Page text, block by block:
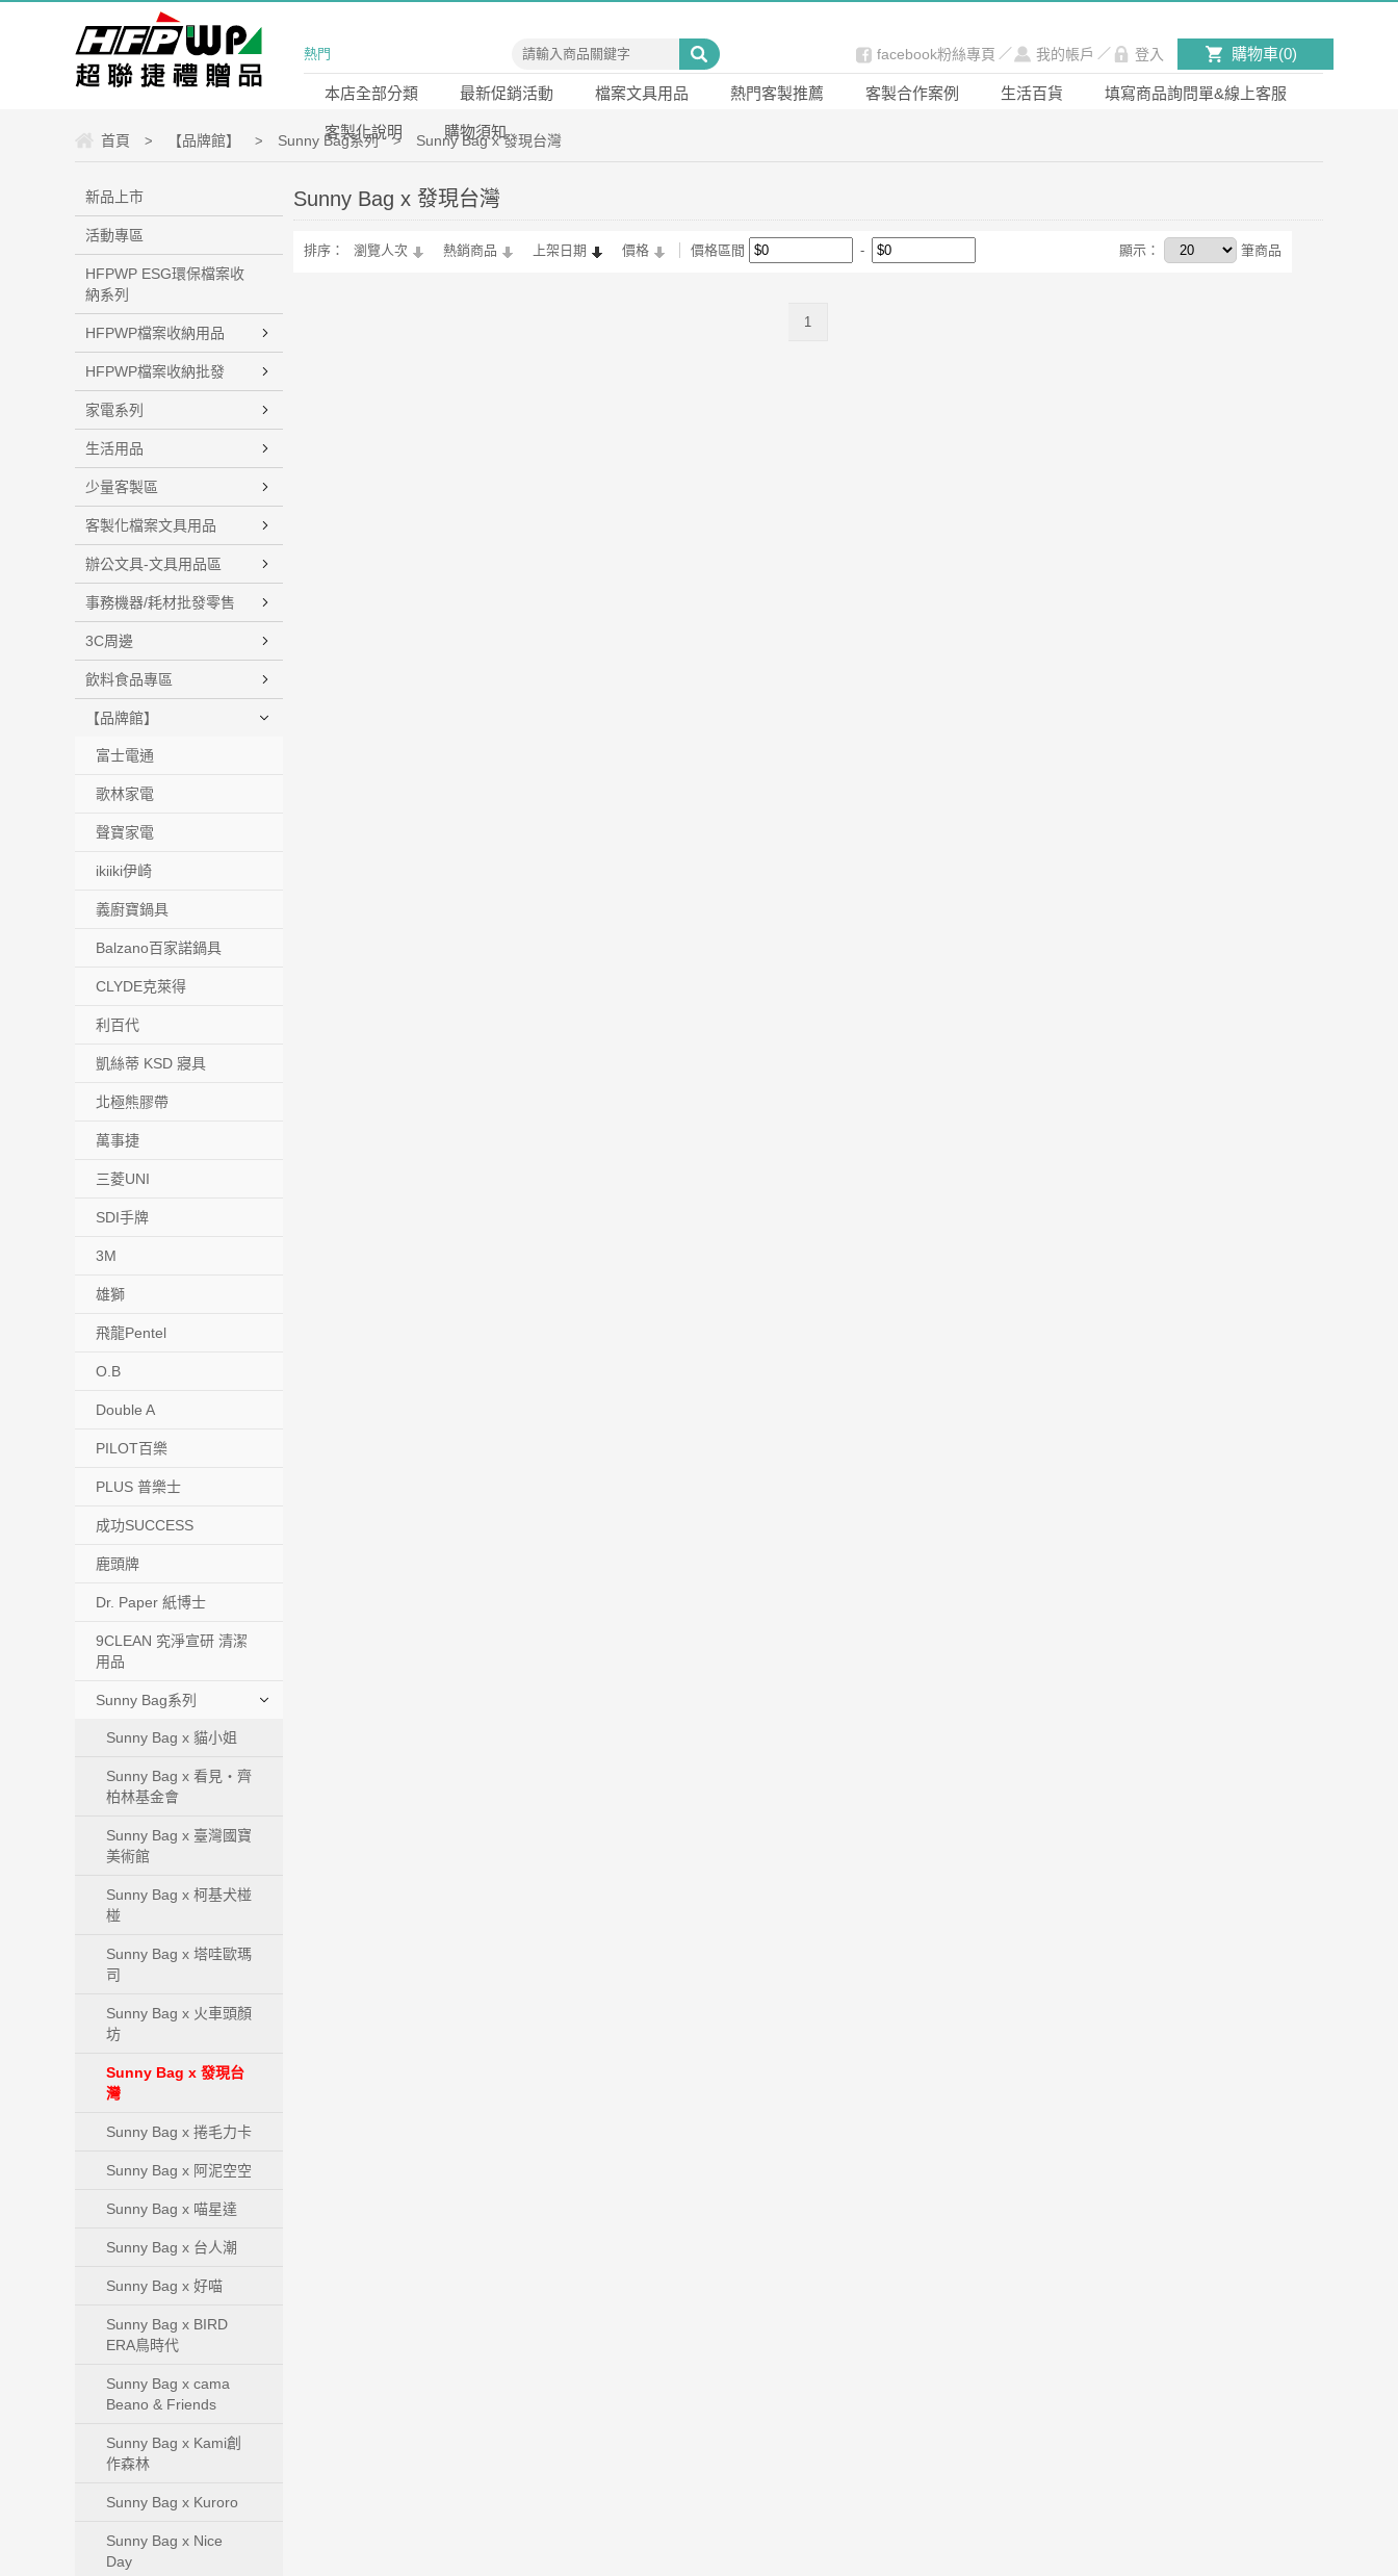
熱門 facebook粉絲專頁 ／ 我的帳戶 ／ 登入 購物車(0)
本店全部分類 最新促銷活動 檔案文具用品 熱門客製推薦 客製合作案例 生活百貨 填寫商品詢問單&線上客服
客製化說明 購物須知
首頁 > 【品牌館】 > Sunny Bag系列 > Sunny Bag x 發現台灣
新品上市
活動專區
HFPWP ESG環保檔案收
納系列
HFPWP檔案收納用品
HFPWP檔案收納批發
家電系列
生活用品
少量客製區
客製化檔案文具用品
辦公文具-文具用品區
事務機器/耗材批發零售
3C周邊
飲料食品專區
【品牌館】
富士電通
歌林家電
聲寶家電
ikiiki伊崎
義廚寶鍋具
Balzano百家諾鍋具
CLYDE克萊得
利百代
凱絲蒂 KSD 寢具
北極熊膠帶
萬事捷
三菱UNI
SDI手牌
3M
雄獅
飛龍Pentel
O.B
Double A
PILOT百樂
PLUS 普樂士
成功SUCCESS
鹿頭牌
Dr. Paper 紙博士
9CLEAN 究淨宣研 清潔
用品
Sunny Bag系列
Sunny Bag x 貓小姐
Sunny Bag x 看見‧齊
柏林基金會
Sunny Bag x 臺灣國寶
美術館
Sunny Bag x 柯基犬椪
椪
Sunny Bag x 塔哇歐瑪
司
Sunny Bag x 火車頭顏
坊
Sunny Bag x 發現台
灣
Sunny Bag x 捲毛力卡
Sunny Bag x 阿泥空空
Sunny Bag x 喵星達
Sunny Bag x 台人潮
Sunny Bag x 好喵
Sunny Bag x BIRD
ERA鳥時代
Sunny Bag x cama
Beano & Friends
Sunny Bag x Kami創
作森林
Sunny Bag x Kuroro
Sunny Bag x Nice
Day
Sunny Bag x 發現台灣
排序： 瀏覽人次 熱銷商品 上架日期 價格 價格區間 顯示： 筆商品
1